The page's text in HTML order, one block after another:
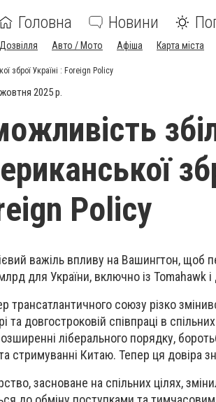
Головна Новини
Дозвілля Авто / Мото Афіша Карта міста
зброї Україні : Foreign Policy
2025 р.
Policy
важіль впливу на Вашингтон, щоб
для України, включно із
трансатлантичного союзу різко
та довгостроковій співпраці в
ліберального порядку,
та стримуванні Китаю. Тепер ця довіра
засноване на спільних цілях,